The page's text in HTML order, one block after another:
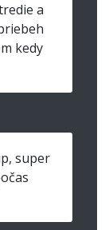
a
kedy
super